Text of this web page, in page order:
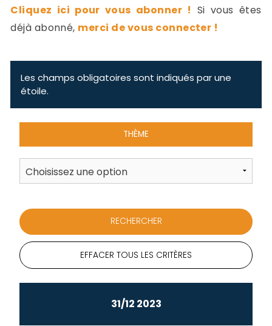
Cliquez ici pour vous abonner ! Si vous êtes
déjà abonné, merci de vous connecter !
Les champs obligatoires sont indiqués par une
étoile.
THÈME
EFFACER TOUS LES CRITÈRES
31/12 2023